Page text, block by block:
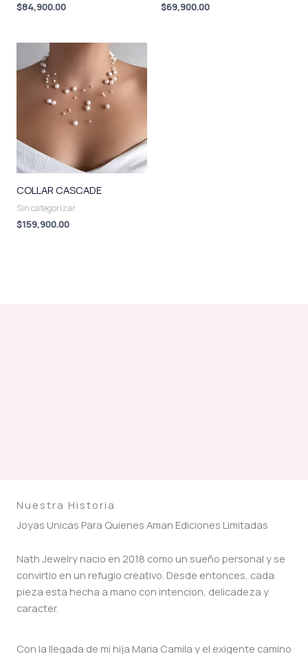
$84,900.00 $69,900.00
COLLAR CASCADE
Sin categorizar
$159,900.00
Nuestra Historia
Joyas Unicas Para Quienes Aman Ediciones Limitadas
Nath Jewelry nacio en 2018 como un sueño personal y se
convirtio en un refugio creativo. Desde entonces, cada
pieza esta hecha a mano con intencion, delicadeza y
caracter.
Con la llegada de mi hija Maria Camila y el exigente camino